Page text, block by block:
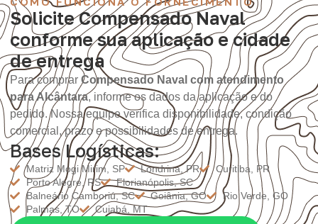
Solicite Compensado Naval
conforme sua aplicação e cidade
de entrega
Para comprar Compensado Naval com atendimento
para Alcântara, informe os dados da aplicação e do
pedido. Nossa equipe verifica disponibilidade, condição
comercial, prazo e possibilidades de entrega.
Bases Logísticas:
Matriz Mogi Mirim, SP Londrina, PR
Curitiba, PR
Porto Alegre, RS
Florianópolis, SC
Balneário Camboriú, SC
Goiânia, GO
Rio Verde, GO
Palmas, TO
Cuiabá, MT